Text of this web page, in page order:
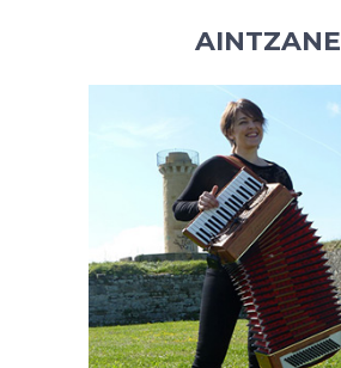
AINTZANE